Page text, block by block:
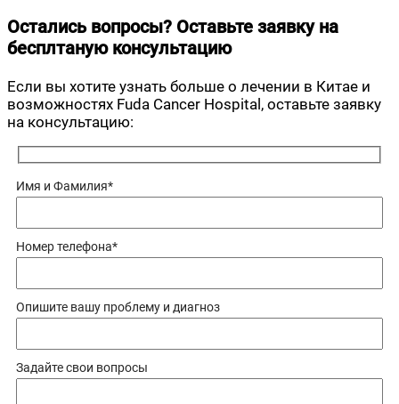
Остались вопросы? Оставьте заявку на
бесплтаную консультацию
Если вы хоти­те узнать боль­ше о лече­нии в Китае и
воз­мож­но­стях Fuda Cancer Hospital, оставь­те заяв­ку
на консультацию:
Имя и Фамилия*
Номер теле­фо­на*
Опи­ши­те вашу про­бле­му и диагноз
Задай­те свои вопросы